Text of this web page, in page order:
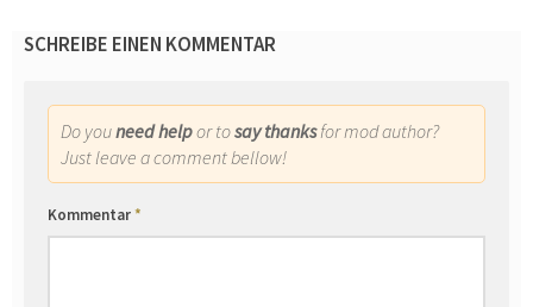
SCHREIBE EINEN KOMMENTAR
Do youneed helpor tosay thanksfor mod author?
Just leave a comment bellow!
Kommentar*